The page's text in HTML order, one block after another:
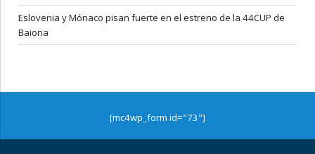
Eslovenia y Mónaco pisan fuerte en el estreno de la 44CUP de
Baiona
[mc4wp_form id="73"]